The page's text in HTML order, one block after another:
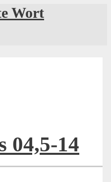
Wort
04,5-14